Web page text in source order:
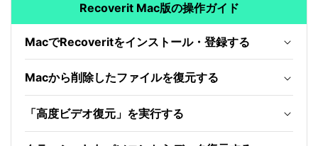
その他の復元
• ファイル復元
• OFFICE復元
• ビデオ修復・復元
• データ復元ソフトレビュー
Recoverit Mac版の操作ガイド
MacでRecoveritをインストール・登録する
Macから削除したファイルを復元する
「高度ビデオ復元」を実行する